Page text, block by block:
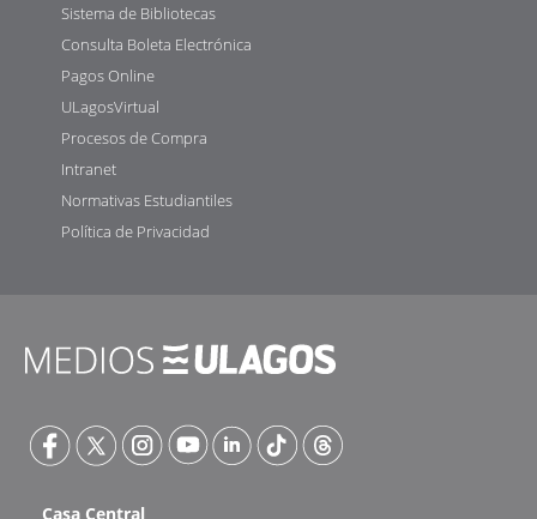
Sistema de Bibliotecas
Consulta Boleta Electrónica
Pagos Online
ULagosVirtual
Procesos de Compra
Intranet
Normativas Estudiantiles
Política de Privacidad
Casa Central